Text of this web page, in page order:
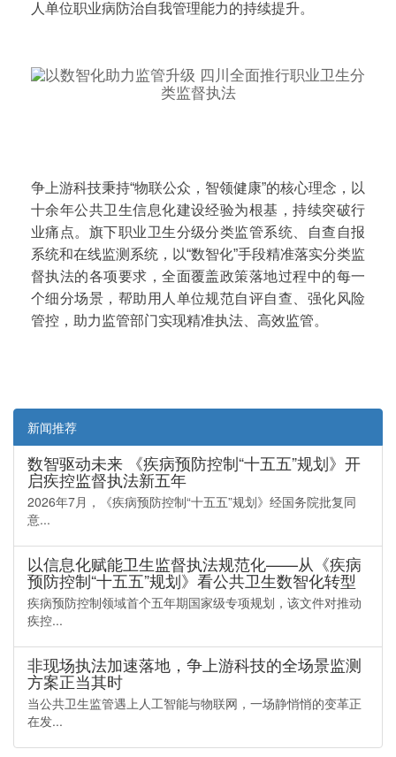
人单位职业病防治自我管理能力的持续提升。
争上游科技秉持“物联公众，智领健康”的核心理念，以
十余年公共卫生信息化建设经验为根基，持续突破行
业痛点。旗下职业卫生分级分类监管系统、自查自报
系统和在线监测系统，以“数智化”手段精准落实分类监
督执法的各项要求，全面覆盖政策落地过程中的每一
个细分场景，帮助用人单位规范自评自查、强化风险
管控，助力监管部门实现精准执法、高效监管。
新闻推荐
数智驱动未来 《疾病预防控制“十五五”规划》开
启疾控监督执法新五年
2026年7月，《疾病预防控制“十五五”规划》经国务院批复同
意...
以信息化赋能卫生监督执法规范化——从《疾病
预防控制“十五五”规划》看公共卫生数智化转型
疾病预防控制领域首个五年期国家级专项规划，该文件对推动
疾控...
非现场执法加速落地，争上游科技的全场景监测
方案正当其时
当公共卫生监管遇上人工智能与物联网，一场静悄悄的变革正
在发...